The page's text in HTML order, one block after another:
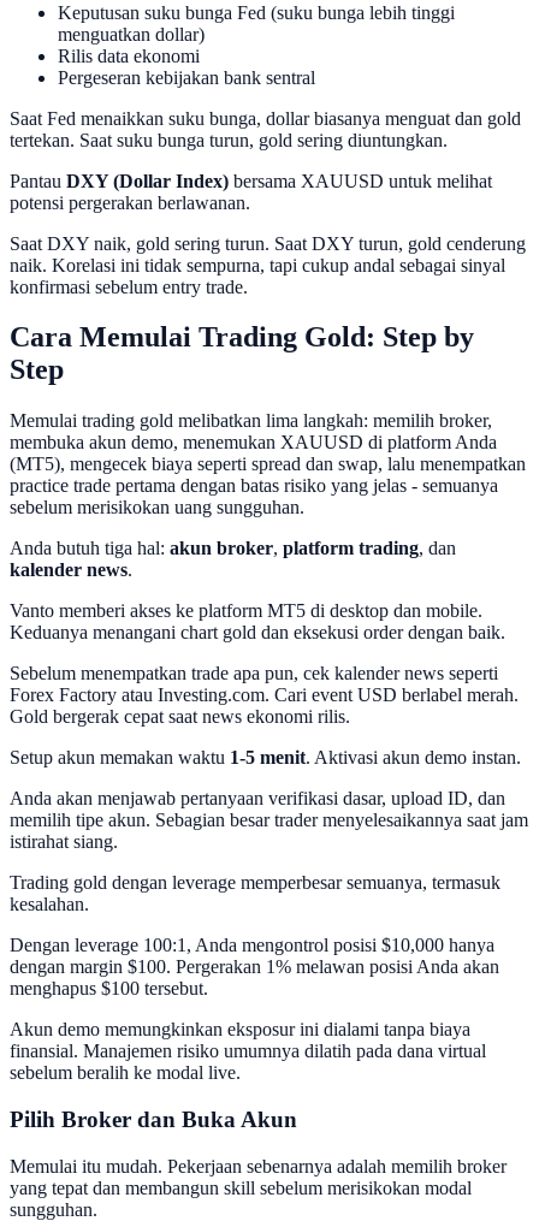
Keputusan suku bunga Fed (suku bunga lebih tinggi
menguatkan dollar)
Rilis data ekonomi
Pergeseran kebijakan bank sentral
Saat Fed menaikkan suku bunga, dollar biasanya menguat dan gold
tertekan. Saat suku bunga turun, gold sering diuntungkan.
Pantau DXY (Dollar Index) bersama XAUUSD untuk melihat
potensi pergerakan berlawanan.
Saat DXY naik, gold sering turun. Saat DXY turun, gold cenderung
naik. Korelasi ini tidak sempurna, tapi cukup andal sebagai sinyal
konfirmasi sebelum entry trade.
Cara Memulai Trading Gold: Step by
Step
Memulai trading gold melibatkan lima langkah: memilih broker,
membuka akun demo, menemukan XAUUSD di platform Anda
(MT5), mengecek biaya seperti spread dan swap, lalu menempatkan
practice trade pertama dengan batas risiko yang jelas - semuanya
sebelum merisikokan uang sungguhan.
Anda butuh tiga hal: akun broker, platform trading, dan
kalender news.
Vanto memberi akses ke platform MT5 di desktop dan mobile.
Keduanya menangani chart gold dan eksekusi order dengan baik.
Sebelum menempatkan trade apa pun, cek kalender news seperti
Forex Factory atau Investing.com. Cari event USD berlabel merah.
Gold bergerak cepat saat news ekonomi rilis.
Setup akun memakan waktu 1-5 menit. Aktivasi akun demo instan.
Anda akan menjawab pertanyaan verifikasi dasar, upload ID, dan
memilih tipe akun. Sebagian besar trader menyelesaikannya saat jam
istirahat siang.
Trading gold dengan leverage memperbesar semuanya, termasuk
kesalahan.
Dengan leverage 100:1, Anda mengontrol posisi $10,000 hanya
dengan margin $100. Pergerakan 1% melawan posisi Anda akan
menghapus $100 tersebut.
Akun demo memungkinkan eksposur ini dialami tanpa biaya
finansial. Manajemen risiko umumnya dilatih pada dana virtual
sebelum beralih ke modal live.
Pilih Broker dan Buka Akun
Memulai itu mudah. Pekerjaan sebenarnya adalah memilih broker
yang tepat dan membangun skill sebelum merisikokan modal
sungguhan.